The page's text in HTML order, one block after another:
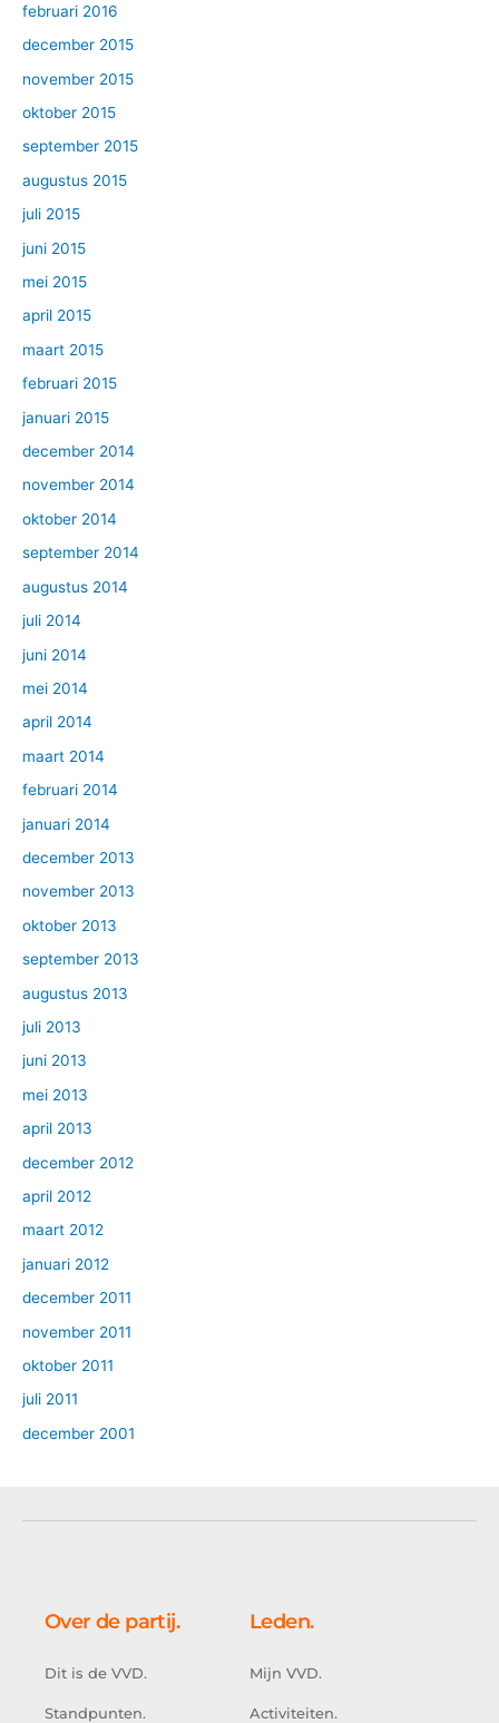
februari 2016
december 2015
november 2015
oktober 2015
september 2015
augustus 2015
juli 2015
juni 2015
mei 2015
april 2015
maart 2015
februari 2015
januari 2015
december 2014
november 2014
oktober 2014
september 2014
augustus 2014
juli 2014
juni 2014
mei 2014
april 2014
maart 2014
februari 2014
januari 2014
december 2013
november 2013
oktober 2013
september 2013
augustus 2013
juli 2013
juni 2013
mei 2013
april 2013
december 2012
april 2012
maart 2012
januari 2012
december 2011
november 2011
oktober 2011
juli 2011
december 2001
Over de partij.
Dit is de VVD.
Standpunten.
Leden.
Mijn VVD.
Activiteiten.